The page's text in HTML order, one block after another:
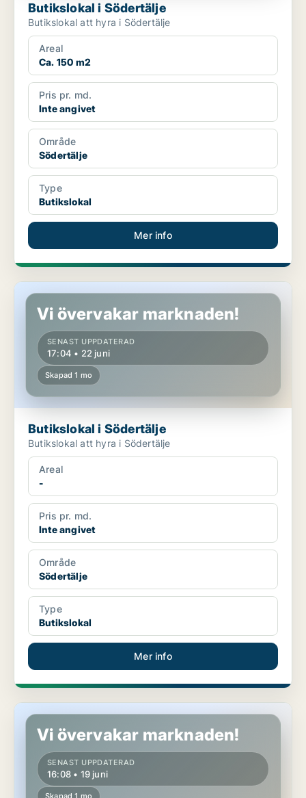
Butikslokal i Södertälje
Butikslokal att hyra i Södertälje
Areal
Ca. 150 m2
Pris pr. md.
Inte angivet
Område
Södertälje
Type
Butikslokal
Mer info
Butikslokal i Södertälje
Vi övervakar marknaden!
SENAST UPPDATERAD
17:04 • 22 juni
Skapad 1 mo
Butikslokal i Södertälje
Butikslokal att hyra i Södertälje
Areal
-
Pris pr. md.
Inte angivet
Område
Södertälje
Type
Butikslokal
Mer info
Butikslokal i Södertälje
Vi övervakar marknaden!
SENAST UPPDATERAD
16:08 • 19 juni
Skapad 1 mo